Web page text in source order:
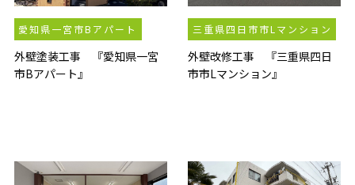
愛知県一宮市Bアパート
外壁塗装工事 『愛知県一宮
市Bアパート』
三重県四日市市Lマンション
外壁改修工事 『三重県四日
市市Lマンション』